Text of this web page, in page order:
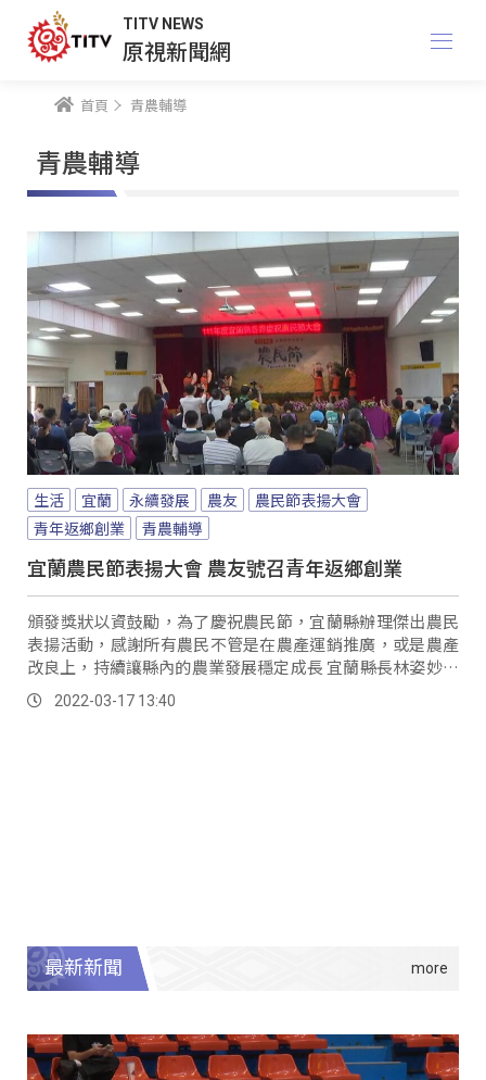
TITV NEWS
原視新聞網
首頁 青農輔導
青農輔導
生活 宜蘭 永續發展 農友
農民節表揚大會
青年返鄉創業
青農輔導
宜蘭農民節表揚大會 農友號召青年返鄉創業
頒發獎狀以資鼓勵，為了慶祝農民節，宜蘭縣辦理傑出農民
表揚活動，感謝所有農民不管是在農產運銷推廣，或是農產
改良上，持續讓縣內的農業發展穩定成長 宜蘭縣長林姿妙：
「因為農民的打拼認真作農非常的辛苦，但...。
2022-03-17 13:40
最新新聞